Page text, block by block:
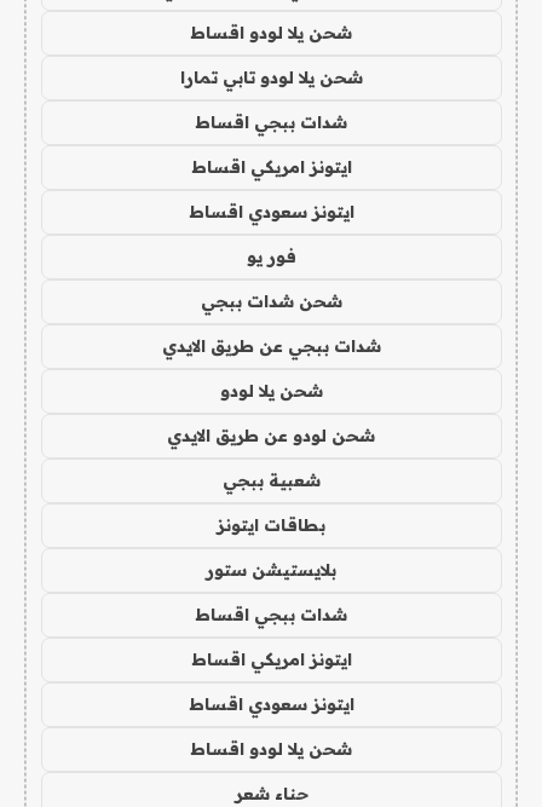
شحن يلا لودو اقساط
شحن يلا لودو تابي تمارا
شدات ببجي اقساط
ايتونز امريكي اقساط
ايتونز سعودي اقساط
فور يو
شحن شدات ببجي
شدات ببجي عن طريق الايدي
شحن يلا لودو
شحن لودو عن طريق الايدي
شعبية ببجي
بطاقات ايتونز
بلايستيشن ستور
شدات ببجي اقساط
ايتونز امريكي اقساط
ايتونز سعودي اقساط
شحن يلا لودو اقساط
حناء شعر